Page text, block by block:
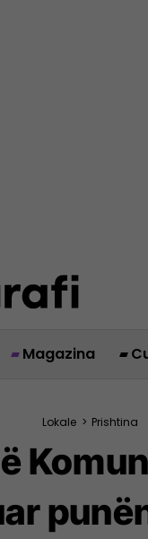
Magazina
Lokale > Prishtina